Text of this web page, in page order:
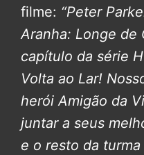
filme: “Peter
Aranha: Longe de
capítulo da série
Volta ao Lar!
herói Amigão da
juntar a seus
e o resto da